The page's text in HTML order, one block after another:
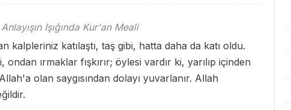
Işığında Kur'an Meali
kalpleriniz katılaştı, taş gibi, hatta daha da katı oldu.
ırmaklar fışkırır; öylesi vardır ki, yarılıp içinden
olan saygısından dolayı yuvarlanır. Allah